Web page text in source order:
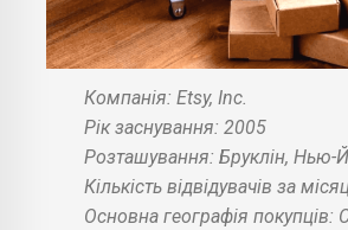
Компанія: Etsy, Inc.
Рік заснування: 2005
Розташування: Бруклін,
Кількість відвідувачів за
Основна географія покупців: